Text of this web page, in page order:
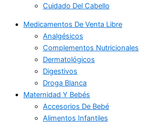
Cuidado Del Cabello
Medicamentos De Venta Libre
Analgésicos
Complementos Nutricionales
Dermatológicos
Digestivos
Droga Blanca
Maternidad Y Bebés
Accesorios De Bebé
Alimentos Infantiles